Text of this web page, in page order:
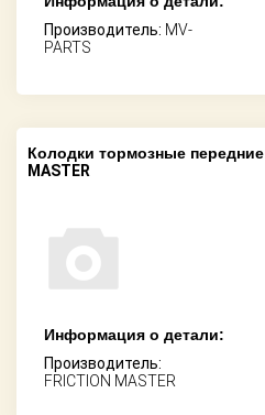
Производитель: MV-
PARTS
Колодки тормозные передние
MASTER
Информация о детали:
Производитель:
FRICTION MASTER